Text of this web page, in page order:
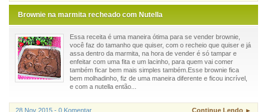
Brownie na marmita recheado com Nutella
Essa receita é uma maneira ótima para se vender brownie,
você faz do tamanho que quiser, com o recheio que quiser e já
assa dentro da marmita, na hora de vender é só tampar e
enfeitar com uma fita e um lacinho, para quem vai comer
também ficar bem mais simples também.Esse brownie fica
bem molhadinho, fiz de uma maneira diferente e ficou incrível,
e com a nutella então...
28 Nov 2015 - 0 Komentar Continue Lendo ►